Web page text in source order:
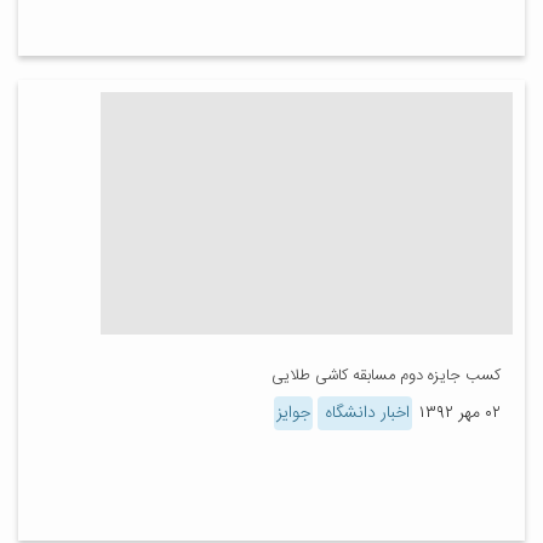
کسب جایزه دوم مسابقه کاشی طلایی
۰۲ مهر ۱۳۹۲ اخبار دانشگاه جوایز